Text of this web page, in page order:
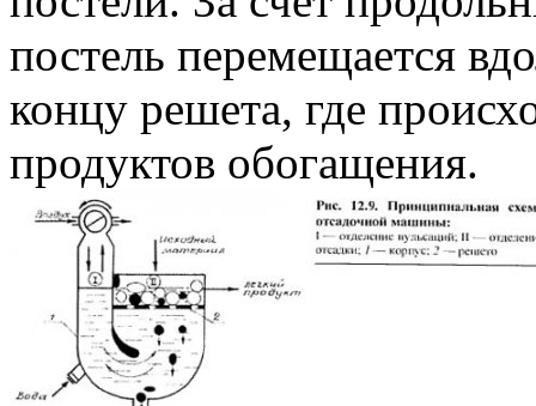
постель перемещается
концу решета, где
продуктов обогащения.